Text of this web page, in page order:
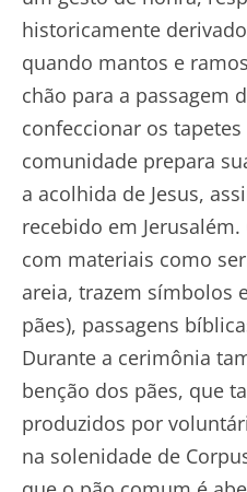
historicamente
quando mantos e
chão para a passagem
confeccionar os
comunidade prepara
a acolhida de Jesus,
recebido em
com materiais como
areia, trazem símbolos
pães), passagens
Durante a cerimônia
benção dos pães, que
produzidos por
na solenidade de